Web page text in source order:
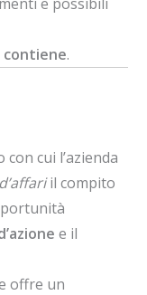
contiene.
cui l’azienda
il compito
e il
offre un